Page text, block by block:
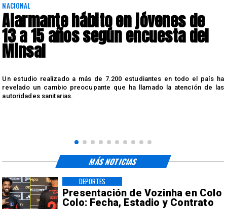
NACIONAL
Alarmante hábito en jóvenes de
13 a 15 años según encuesta del
Minsal
Un estudio realizado a más de 7.200 estudiantes en todo el país ha
revelado un cambio preocupante que ha llamado la atención de las
autoridades sanitarias.
Presentación de Vozinha en Colo
Colo: Fecha, Estadio y Contrato
DEPORTES
MÁS NOTICIAS